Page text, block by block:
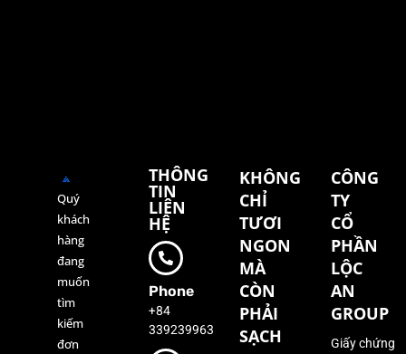
Quý
khách
hàng
đang
muốn
tìm
kiếm
đơn
THÔNG
TIN
LIÊN
HỆ
Phone
+84
339239963
KHÔNG
CHỈ
TƯƠI
NGON
MÀ
CÒN
PHẢI
SẠCH
CÔNG
TY
CỔ
PHẦN
LỘC
AN
GROUP
Giấy chứng